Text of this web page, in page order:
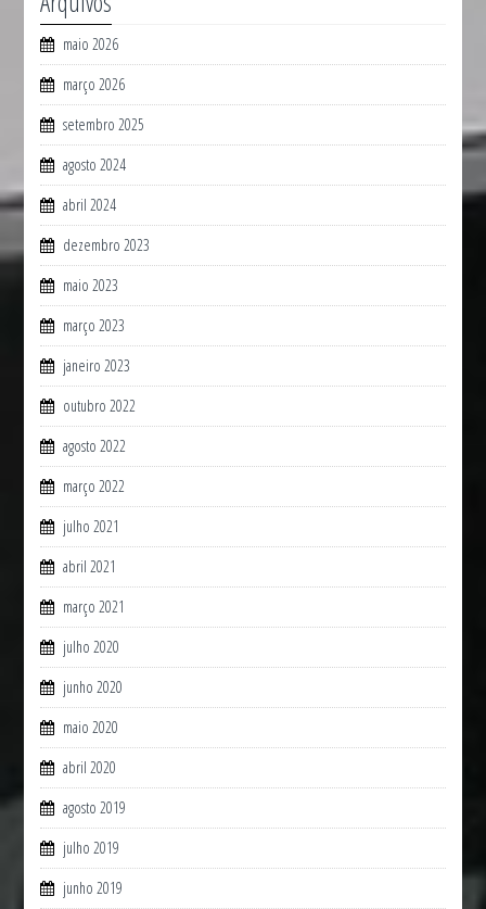
maio 2026
março 2026
setembro 2025
agosto 2024
abril 2024
dezembro 2023
maio 2023
março 2023
janeiro 2023
outubro 2022
agosto 2022
março 2022
julho 2021
abril 2021
março 2021
julho 2020
junho 2020
maio 2020
abril 2020
agosto 2019
julho 2019
junho 2019